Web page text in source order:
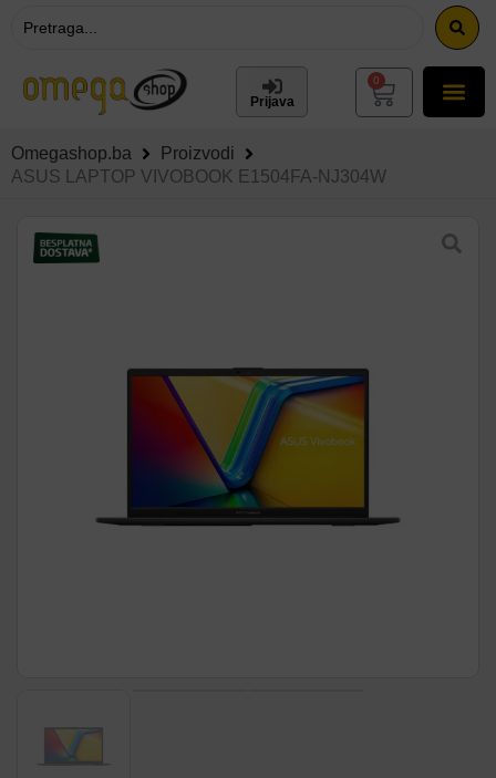
Prijava
0
Omegashop.ba
Proizvodi
ASUS LAPTOP VIVOBOOK E1504FA-NJ304W